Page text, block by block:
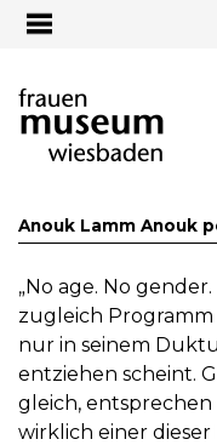
Anouk Lamm Anouk
„No age. No
zugleich Programm
nur in seinem
entziehen scheint.
gleich,
wirklich einer